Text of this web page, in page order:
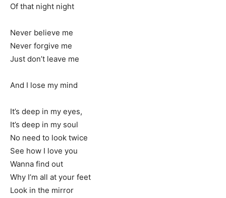
Of that night night
Never believe me
Never forgive me
Just don’t leave me
And I lose my mind
It’s deep in my eyes,
It’s deep in my soul
No need to look twice
See how I love you
Wanna find out
Why I’m all at your feet
Look in the mirror